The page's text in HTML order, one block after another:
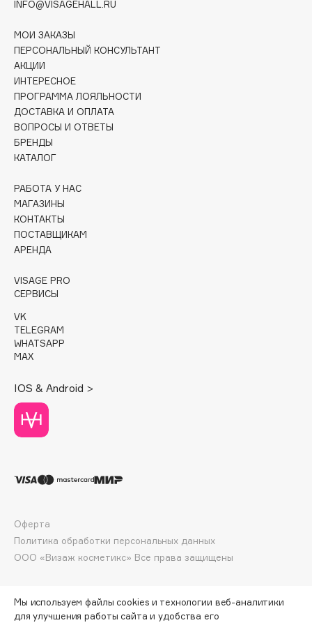
Collagenina
Corimo
CosRX
Cottolina
Crescina
Cunzite
Curaprox
D
d'Alba
DABO
Darphin
Deonica
Dessange
Dior
Divage
Dolce & Gabbana
Dolomit
Dorco
Dr. Vranjes Firenze
Dr.Ceuracle
Dr.Jart+
DSD de Luxe
INFO@VISAGEHALL.RU
МОИ ЗАКАЗЫ
ПЕРСОНАЛЬНЫЙ КОНСУЛЬТАНТ
АКЦИИ
ИНТЕРЕСНОЕ
ПРОГРАММА ЛОЯЛЬНОСТИ
ДОСТАВКА И ОПЛАТА
ВОПРОСЫ И ОТВЕТЫ
БРЕНДЫ
КАТАЛОГ
РАБОТА У НАС
МАГАЗИНЫ
КОНТАКТЫ
ПОСТАВЩИКАМ
АРЕНДА
VISAGE PRO
СЕРВИСЫ
VK
TELEGRAM
WHATSAPP
MAX
IOS & Android >
ООО «Визаж косметикс» Все права защищены
Оферта
Политика обработки персональных данных
Мы используем файлы cookies и технологии веб-аналитики
для улучшения работы сайта и удобства его